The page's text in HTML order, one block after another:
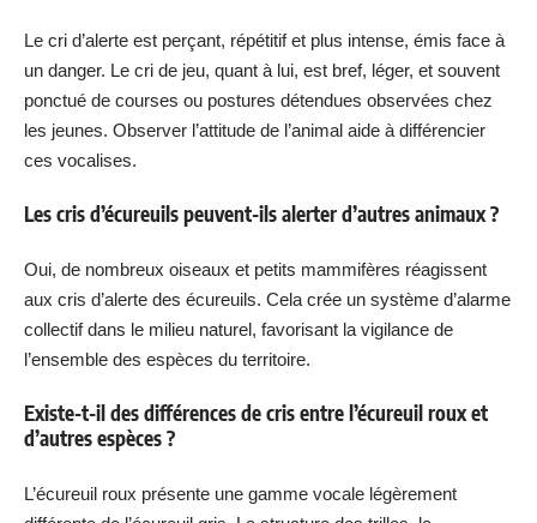
Le cri d’alerte est perçant, répétitif et plus intense, émis face à
un danger. Le cri de jeu, quant à lui, est bref, léger, et souvent
ponctué de courses ou postures détendues observées chez
les jeunes. Observer l’attitude de l’animal aide à différencier
ces vocalises.
Les cris d’écureuils peuvent-ils alerter d’autres animaux ?
Oui, de nombreux oiseaux et petits mammifères réagissent
aux cris d’alerte des écureuils. Cela crée un système d’alarme
collectif dans le milieu naturel, favorisant la vigilance de
l’ensemble des espèces du territoire.
Existe-t-il des différences de cris entre l’écureuil roux et
d’autres espèces ?
L’écureuil roux présente une gamme vocale légèrement